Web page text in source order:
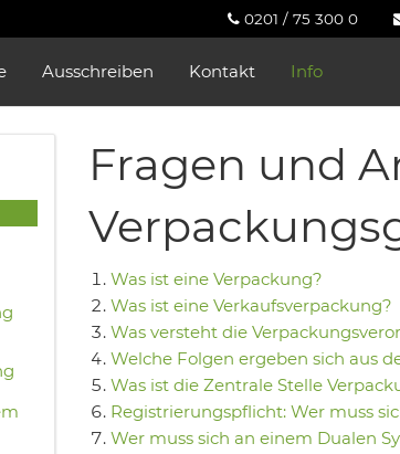
0201 / 75 300 0
Ausschreiben Kontakt Info
Fragen und
Was ist eine Verpackung?
Was ist eine Verkaufsverpackung?
Was versteht die
Welche Folgen ergeben sich aus
Was ist die Zentrale Stelle
Registrierungspflicht: Wer muss
Wer muss sich an einem Dualen